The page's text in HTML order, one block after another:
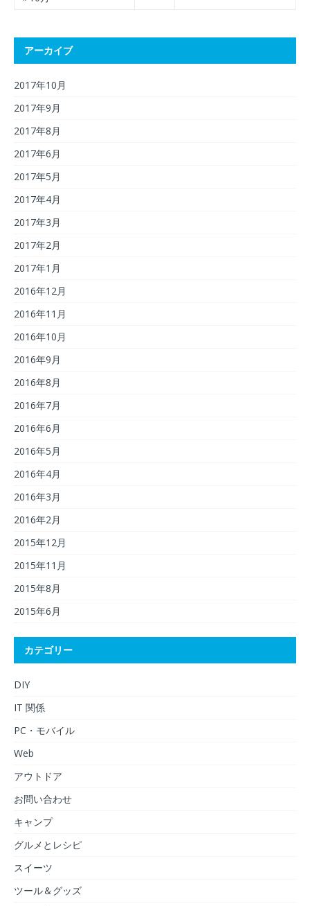
アーカイブ
2017年10月
2017年9月
2017年8月
2017年6月
2017年5月
2017年4月
2017年3月
2017年2月
2017年1月
2016年12月
2016年11月
2016年10月
2016年9月
2016年8月
2016年7月
2016年6月
2016年5月
2016年4月
2016年3月
2016年2月
2015年12月
2015年11月
2015年8月
2015年6月
カテゴリー
DIY
IT 関係
PC・モバイル
Web
アウトドア
お問い合わせ
キャンプ
グルメとレシピ
スイーツ
ツール＆グッズ